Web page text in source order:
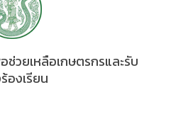
วยเหลือเกษตรกรและรับ
องเรียน